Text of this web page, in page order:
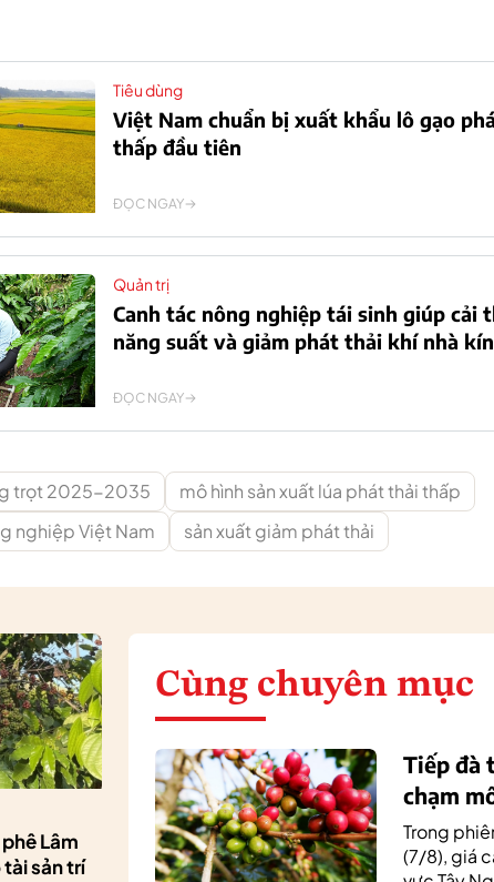
Tiêu dùng
Việt Nam chuẩn bị xuất khẩu lô gạo
thấp đầu tiên
ĐỌC NGAY
Quản trị
Canh tác nông nghiệp tái sinh giúp cải
năng suất và giảm phát thải khí nhà
ĐỌC NGAY
trọt 2025-2035
mô hình sản xuất lúa phát thải thấp
nghiệp Việt Nam
sản xuất giảm phát thải
Lâm
sản trí
Cùng chuyên mục
Tiếp đà
chạm
Trong
(7/8), giá